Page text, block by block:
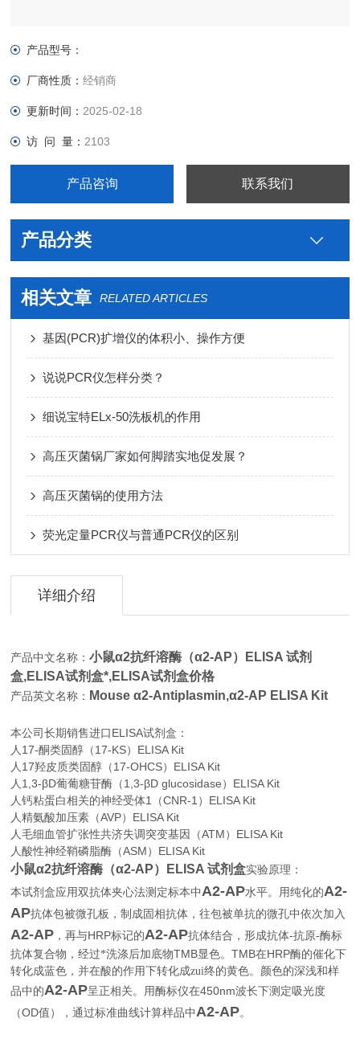
产品型号：
厂商性质：经销商
更新时间： 2025-02-18
访 问 量： 2103
产品咨询 联系我们
产品分类
相关文章 RELATED ARTICLES
基因(PCR)扩增仪的体积小、操作方便
说说PCR仪怎样分类？
细说宝特ELx-50洗板机的作用
高压灭菌锅厂家如何脚踏实地促发展？
高压灭菌锅的使用方法
荧光定量PCR仪与普通PCR仪的区别
详细介绍
产品中文名称：小鼠α2抗纤溶酶（α2-AP）ELISA 试剂
盒,ELISA试剂盒*,ELISA试剂盒价格
产品英文名称： Mouse α2-Antiplasmin,α2-AP ELISA Kit
本公司长期销售进口ELISA试剂盒：
人17-酮类固醇（17-KS）ELISA Kit
人17羟皮质类固醇（17-OHCS）ELISA Kit
人1,3-βD葡葡糖苷酶（1,3-βD glucosidase）ELISA Kit
人钙粘蛋白相关的神经受体1（CNR-1）ELISA Kit
人精氨酸加压素（AVP）ELISA Kit
人毛细血管扩张性共济失调突变基因（ATM）ELISA Kit
人酸性神经鞘磷脂酶（ASM）ELISA Kit
小鼠α2抗纤溶酶（α2-AP）ELISA 试剂盒实验原理：
本试剂盒应用双抗体夹心法测定标本中Α2-AP水平。用纯化的Α2-
AP抗体包被微孔板，制成固相抗体，往包被单抗的微孔中依次加入
Α2-AP ，再与HRP标记的Α2-AP抗体结合，形成抗体-抗原-酶标
抗体复合物，经过*洗涤后加底物TMB显色。TMB在HRP酶的催化下
转化成蓝色，并在酸的作用下转化成zui终的黄色。颜色的深浅和样
品中的Α2-AP呈正相关。用酶标仪在450nm波长下测定吸光度
（OD值），通过标准曲线计算样品中Α2-AP。